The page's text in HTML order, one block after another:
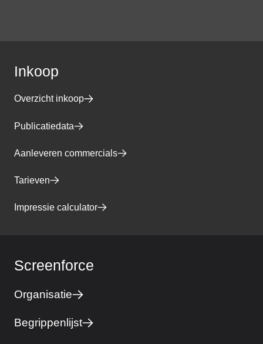
Inkoop
Overzicht inkoop
Publicatiedata
Aanleveren commercials
Tarieven
Impressie calculator
Screenforce
Organisatie
Begrippenlijst